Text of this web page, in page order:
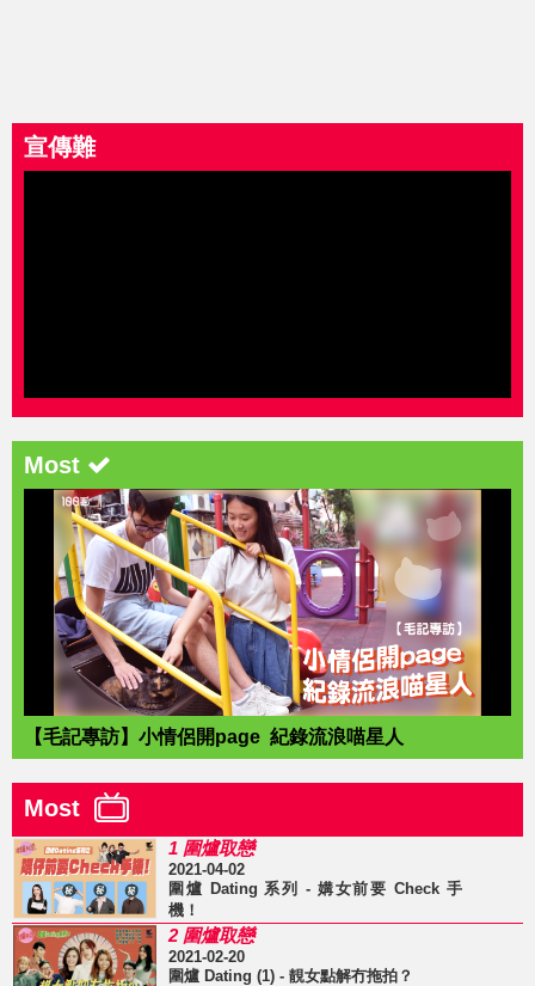
宣傳難
Most
【毛記專訪】小情侶開page 紀錄流浪喵星人
Most
1 圍爐取戀
2021-04-02
圍爐 Dating 系列 - 媾女前要 Check 手
機！
2 圍爐取戀
2021-02-20
圍爐 Dating (1) - 靚女點解冇拖拍？